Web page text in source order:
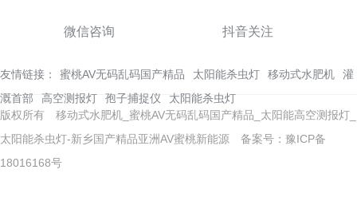
微信咨询 抖音关注
友情链接： 蜜桃AV无码乱码国产精品 太阳能杀虫灯 移动式水肥机
灌
溉首部
高空测报灯 孢子捕捉仪
太阳能杀虫灯
版权所有 移动式水肥机_蜜桃AV无码乱码国产精品_太阳能高空测报灯_
太阳能杀虫灯-新乡国产精品亚洲AV蜜桃新能源 备案号：豫ICP备
18016168号